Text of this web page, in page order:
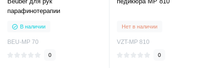
парафинотерапии
В наличии
BEU-MP 70
0
Нет в наличии
VZT-MP 810
0